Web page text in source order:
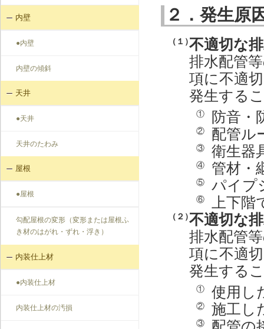
内壁
●内壁
内壁の傾斜
天井
●天井
天井のたわみ
屋根
●屋根
勾配屋根の変形（変形または屋根ふ
き材のはがれ・ずれ・浮き）
内装仕上材
●内装仕上材
内装仕上材の汚損
２．発生原
（１）不適切な
排水配管
項に不適
発生する
① 防音・
② 配管ル
③ 衛生器
④ 管材・
⑤ パイプ
⑥ 上下
（２）不適切な
排水配管
項に不適
発生する
① 使用し
② 施工し
③